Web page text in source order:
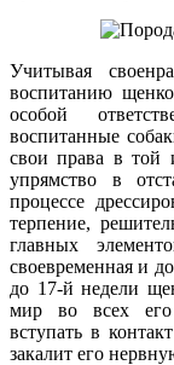
Учитывая
воспитанию
особой
воспитанные
свои права в той
упрямство в
процессе
терпение,
главных
своевременная и
до 17-й недели
мир во всех его
вступать в
закалит его